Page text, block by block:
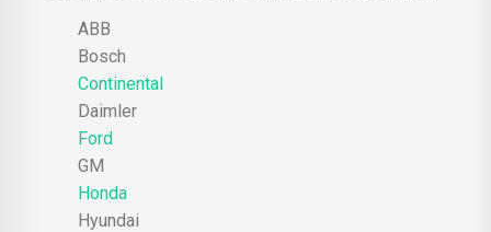
ABB
Bosch
Continental
Daimler
Ford
GM
Honda
Hyundai